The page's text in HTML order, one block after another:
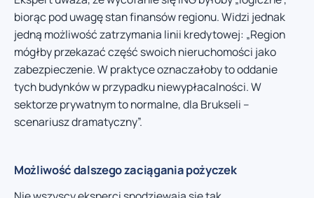
biorąc pod uwagę stan finansów regionu. Widzi jednak
jedną możliwość zatrzymania linii kredytowej: „Region
mógłby przekazać część swoich nieruchomości jako
zabezpieczenie. W praktyce oznaczałoby to oddanie
tych budynków w przypadku niewypłacalności. W
sektorze prywatnym to normalne, dla Brukseli –
scenariusz dramatyczny”.
Możliwość dalszego zaciągania pożyczek